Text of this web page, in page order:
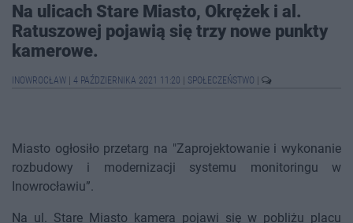
Na ulicach Stare Miasto, Okrężek i al.
Ratuszowej pojawią się trzy nowe punkty
kamerowe.
INOWROCŁAW 4 PAŹDZIERNIKA 2021 11:20 SPOŁECZEŃSTWO
Miasto ogłosiło przetarg na "Zaprojektowanie i wykonanie
rozbudowy i modernizacji systemu monitoringu w
Inowrocławiu”.
Na ul. Stare Miasto kamera pojawi się w pobliżu placu